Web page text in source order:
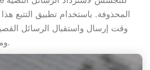
المحذوفة. باستخدام تطبيق التتبع
وقت إرسال واستقبال الرسائل
ومعلومات أكثر تفصيلاً.